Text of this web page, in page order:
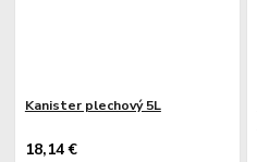
Kanister plechový 5L
18,14 €